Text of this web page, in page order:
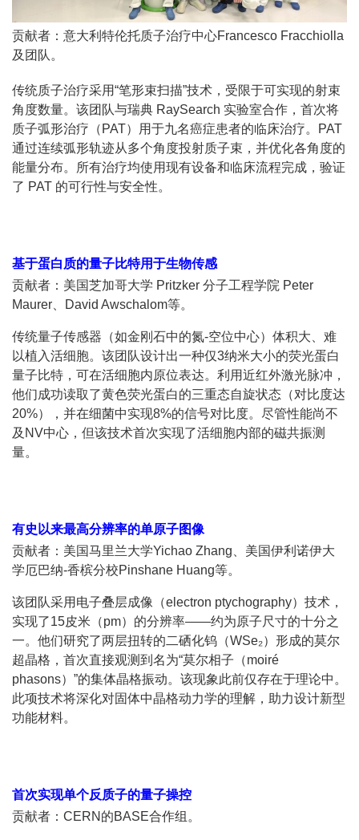
贡献者：意大利特伦托质子治疗中心Francesco Fracchiolla
及团队。
传统质子治疗采用“笔形束扫描”技术，受限于可实现的射束
角度数量。该团队与瑞典 RaySearch 实验室合作，首次将
质子弧形治疗（PAT）用于九名癌症患者的临床治疗。PAT
通过连续弧形轨迹从多个角度投射质子束，并优化各角度的
能量分布。所有治疗均使用现有设备和临床流程完成，验证
了 PAT 的可行性与安全性。
基于蛋白质的量子比特用于生物传感
贡献者：美国芝加哥大学 Pritzker 分子工程学院 Peter
Maurer、David Awschalom等。
传统量子传感器（如金刚石中的氮-空位中心）体积大、难
以植入活细胞。该团队设计出一种仅3纳米大小的荧光蛋白
量子比特，可在活细胞内原位表达。利用近红外激光脉冲，
他们成功读取了黄色荧光蛋白的三重态自旋状态（对比度达
20%），并在细菌中实现8%的信号对比度。尽管性能尚不
及NV中心，但该技术首次实现了活细胞内部的磁共振测
量。
有史以来最高分辨率的单原子图像
贡献者：美国马里兰大学Yichao Zhang、美国伊利诺伊大
学厄巴纳-香槟分校Pinshane Huang等。
该团队采用电子叠层成像（electron ptychography）技术，
实现了15皮米（pm）的分辨率——约为原子尺寸的十分之
一。他们研究了两层扭转的二硒化钨（WSe₂）形成的莫尔
超晶格，首次直接观测到名为“莫尔相子（moiré
phasons）”的集体晶格振动。该现象此前仅存在于理论中。
此项技术将深化对固体中晶格动力学的理解，助力设计新型
功能材料。
首次实现单个反质子的量子操控
贡献者：CERN的BASE合作组。